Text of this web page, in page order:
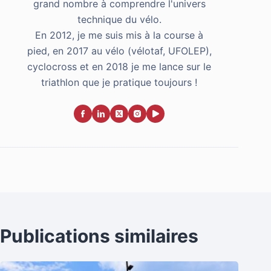
grand nombre à comprendre l'univers
technique du vélo.
En 2012, je me suis mis à la course à
pied, en 2017 au vélo (vélotaf, UFOLEP),
cyclocross et en 2018 je me lance sur le
triathlon que je pratique toujours !
Publications similaires